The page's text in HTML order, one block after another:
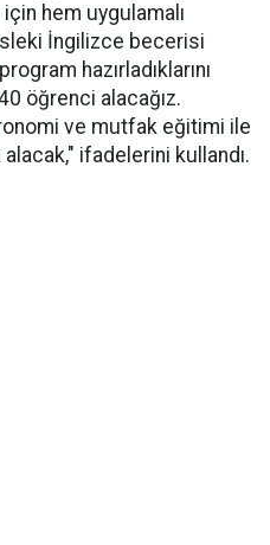
hem uygulamalı
İngilizce becerisi
hazırladıklarını
öğrenci alacağız.
ve mutfak eğitimi ile
ifadelerini kullandı.